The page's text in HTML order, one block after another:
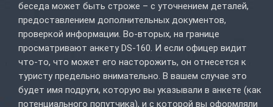
беседа может быть строже – с уточнением деталей,
предоставлением дополнительных документов,
проверкой информации. Во-вторых, на границе
просматривают анкету DS-160. И если офицер видит
что-то, что может его насторожить, он отнесется к
туристу предельно внимательно. В вашем случае это
будет имя подруги, которую вы указывали в анкете (как
потенциального попутчика), и с которой вы оформляли